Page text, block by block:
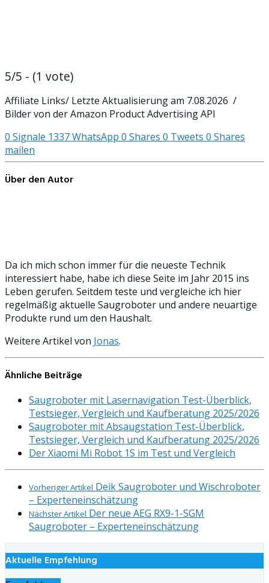
5/5 - (1 vote)
Affiliate Links/ Letzte Aktualisierung am 7.08.2026 /
Bilder von der Amazon Product Advertising API
0 Signale 1337WhatsApp 0 Shares 0 Tweets 0 Shares
mailen
Über den Autor
Da ich mich schon immer für die neueste Technik
interessiert habe, habe ich diese Seite im Jahr 2015 ins
Leben gerufen. Seitdem teste und vergleiche ich hier
regelmäßig aktuelle Saugroboter und andere neuartige
Produkte rund um den Haushalt.
Weitere Artikel von Jonas.
Ähnliche Beiträge
Saugroboter mit Lasernavigation Test-Überblick,
Testsieger, Vergleich und Kaufberatung 2025/2026
Saugroboter mit Absaugstation Test-Überblick,
Testsieger, Vergleich und Kaufberatung 2025/2026
Der Xiaomi Mi Robot 1S im Test und Vergleich
Vorheriger Artikel Deik Saugroboter und Wischroboter
– Experteneinschätzung
Nächster Artikel Der neue AEG RX9-1-SGM
Saugroboter – Experteneinschätzung
Aktuelle Empfehlung